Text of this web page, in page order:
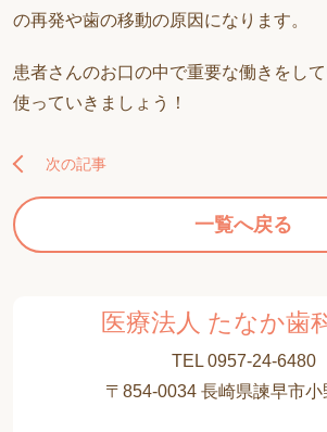
の再発や歯の移動の原因になります。
患者さんのお口の中で重要な働きをし
使っていきましょう！
次の記事
一覧へ戻る
医療法人 たなか歯
TEL 0957-24-6480
〒854-0034 長崎県諫早市小